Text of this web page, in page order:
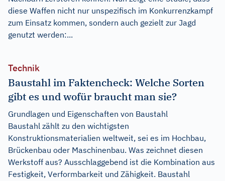
diese Waffen nicht nur unspezifisch im Konkurrenzkampf
zum Einsatz kommen, sondern auch gezielt zur Jagd
genutzt werden:...
Technik
Baustahl im Faktencheck: Welche Sorten
gibt es und wofür braucht man sie?
Grundlagen und Eigenschaften von Baustahl
Baustahl zählt zu den wichtigsten
Konstruktionsmaterialien weltweit, sei es im Hochbau,
Brückenbau oder Maschinenbau. Was zeichnet diesen
Werkstoff aus? Ausschlaggebend ist die Kombination aus
Festigkeit, Verformbarkeit und Zähigkeit. Baustahl